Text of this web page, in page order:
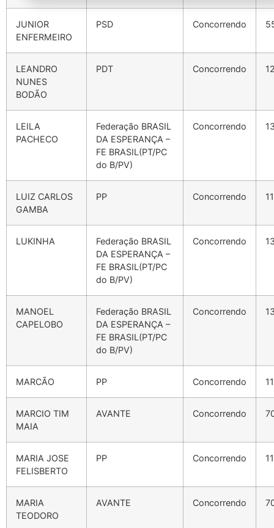
JUNIOR
ENFERMEIRO
PSD Concorrendo
LEANDRO
NUNES
BODÃO
PDT Concorrendo
LEILA
PACHECO
Federação BRASIL
DA ESPERANÇA –
FE BRASIL(PT/PC
do B/PV)
Concorrendo
LUIZ CARLOS
GAMBA
PP Concorrendo
LUKINHA
Federação BRASIL
DA ESPERANÇA –
FE BRASIL(PT/PC
do B/PV)
Concorrendo
MANOEL
CAPELOBO
Federação BRASIL
DA ESPERANÇA –
FE BRASIL(PT/PC
do B/PV)
Concorrendo
MARCÃO PP Concorrendo
MARCIO TIM
MAIA
AVANTE Concorrendo
MARIA JOSE
FELISBERTO
PP Concorrendo
MARIA
TEODORO
AVANTE Concorrendo